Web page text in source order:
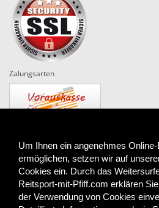
Um Ihnen ein angenehmes
ermöglichen, setzen wir auf
Cookies ein. Durch das
Reitsport-mit-Pfiff.com erklären
der Verwendung von Cookies
Zalungsarten
Versand